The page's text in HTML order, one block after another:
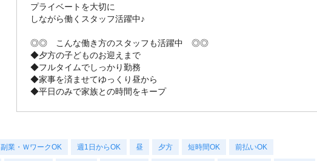
プライベートを大切に
しながら働くスタッフ活躍中♪
◎◎ こんな働き方のスタッフも活躍中 ◎◎
◆夕方の子どものお迎えまで
◆フルタイムでしっかり勤務
◆家事を済ませてゆっくり昼から
◆平日のみで家族との時間をキープ
副業・ＷワークOK 週1日からOK 昼 夕方 短時間OK 前払いOK